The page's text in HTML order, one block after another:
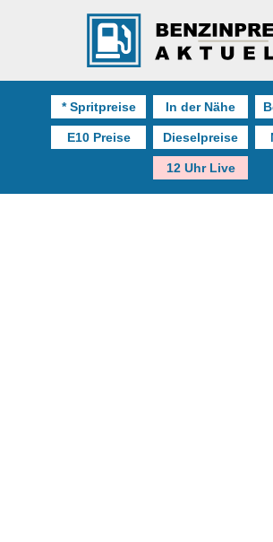
* Spritpreise In der Nähe
E10 Preise Dieselpreise
12 Uhr Live